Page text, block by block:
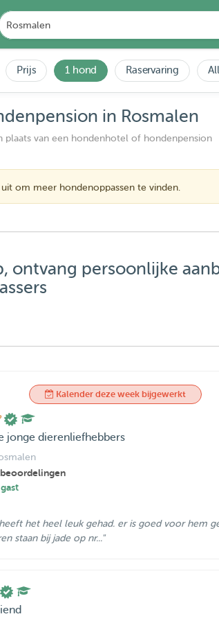
Prijs 1 hond Raservaring
in Rosmalen
plaats van een hondenhotel of hondenpension
om meer hondenoppassen te vinden.
ontvang persoonlijke
Kalender deze week bijgewerkt
jonge dierenliefhebbers
beoordelingen
het heel leuk gehad. er is goed voor hem
staan bij jade op nr..."